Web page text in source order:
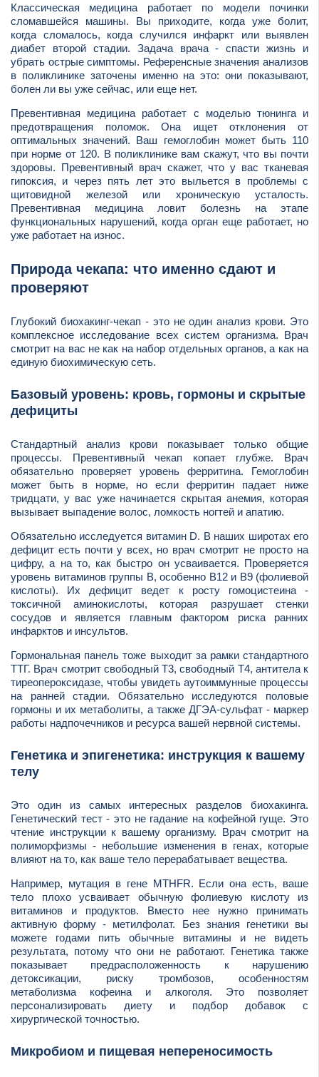
Классическая медицина работает по модели починки
сломавшейся машины. Вы приходите, когда уже болит,
когда сломалось, когда случился инфаркт или выявлен
диабет второй стадии. Задача врача - спасти жизнь и
убрать острые симптомы. Референсные значения анализов
в поликлинике заточены именно на это: они показывают,
болен ли вы уже сейчас, или еще нет.
Превентивная медицина работает с моделью тюнинга и
предотвращения поломок. Она ищет отклонения от
оптимальных значений. Ваш гемоглобин может быть 110
при норме от 120. В поликлинике вам скажут, что вы почти
здоровы. Превентивный врач скажет, что у вас тканевая
гипоксия, и через пять лет это выльется в проблемы с
щитовидной железой или хроническую усталость.
Превентивная медицина ловит болезнь на этапе
функциональных нарушений, когда орган еще работает, но
уже работает на износ.
Природа чекапа: что именно сдают и
проверяют
Глубокий биохакинг-чекап - это не один анализ крови. Это
комплексное исследование всех систем организма. Врач
смотрит на вас не как на набор отдельных органов, а как на
единую биохимическую сеть.
Базовый уровень: кровь, гормоны и скрытые
дефициты
Стандартный анализ крови показывает только общие
процессы. Превентивный чекап копает глубже. Врач
обязательно проверяет уровень ферритина. Гемоглобин
может быть в норме, но если ферритин падает ниже
тридцати, у вас уже начинается скрытая анемия, которая
вызывает выпадение волос, ломкость ногтей и апатию.
Обязательно исследуется витамин D. В наших широтах его
дефицит есть почти у всех, но врач смотрит не просто на
цифру, а на то, как быстро он усваивается. Проверяется
уровень витаминов группы B, особенно B12 и B9 (фолиевой
кислоты). Их дефицит ведет к росту гомоцистеина -
токсичной аминокислоты, которая разрушает стенки
сосудов и является главным фактором риска ранних
инфарктов и инсультов.
Гормональная панель тоже выходит за рамки стандартного
ТТГ. Врач смотрит свободный Т3, свободный Т4, антитела к
тиреопероксидазе, чтобы увидеть аутоиммунные процессы
на ранней стадии. Обязательно исследуются половые
гормоны и их метаболиты, а также ДГЭА-сульфат - маркер
работы надпочечников и ресурса вашей нервной системы.
Генетика и эпигенетика: инструкция к вашему
телу
Это один из самых интересных разделов биохакинга.
Генетический тест - это не гадание на кофейной гуще. Это
чтение инструкции к вашему организму. Врач смотрит на
полиморфизмы - небольшие изменения в генах, которые
влияют на то, как ваше тело перерабатывает вещества.
Например, мутация в гене MTHFR. Если она есть, ваше
тело плохо усваивает обычную фолиевую кислоту из
витаминов и продуктов. Вместо нее нужно принимать
активную форму - метилфолат. Без знания генетики вы
можете годами пить обычные витамины и не видеть
результата, потому что они не работают. Генетика также
показывает предрасположенность к нарушению
детоксикации, риску тромбозов, особенностям
метаболизма кофеина и алкоголя. Это позволяет
персонализировать диету и подбор добавок с
хирургической точностью.
Микробиом и пищевая непереносимость